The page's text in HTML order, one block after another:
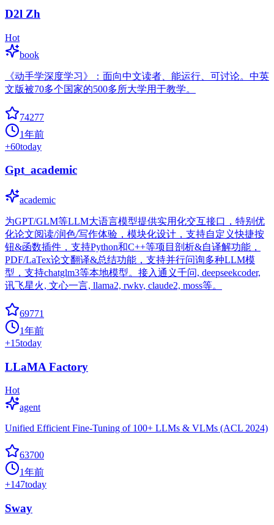
D2l Zh
Hot
book
《动手学深度学习》：面向中文读者、能运行、可讨论。中英
文版被70多个国家的500多所大学用于教学。
74277
1年前
+60today
Gpt_academic
academic
为GPT/GLM等LLM大语言模型提供实用化交互接口，特别优
化论文阅读/润色/写作体验，模块化设计，支持自定义快捷按
钮&函数插件，支持Python和C++等项目剖析&自译解功能，
PDF/LaTex论文翻译&总结功能，支持并行问询多种LLM模
型，支持chatglm3等本地模型。接入通义千问, deepseekcoder,
讯飞星火, 文心一言, llama2, rwkv, claude2, moss等。
69771
1年前
+15today
LLaMA Factory
Hot
agent
Unified Efficient Fine-Tuning of 100+ LLMs & VLMs (ACL 2024)
63700
1年前
+147today
Sway